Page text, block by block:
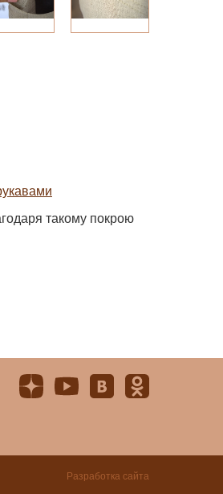
такому покрою
Разработка сайта